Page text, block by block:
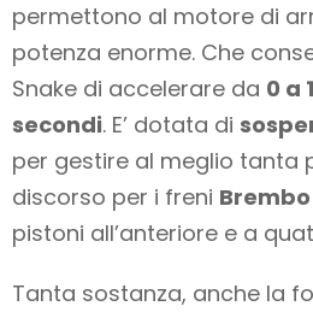
permettono al motore di
potenza enorme. Che
Snake di accelerare da 0 a
secondi. E’ dotata di
per gestire al meglio tanta
discorso per i freni Brembo
pistoni all’anteriore e a
Tanta sostanza, anche la